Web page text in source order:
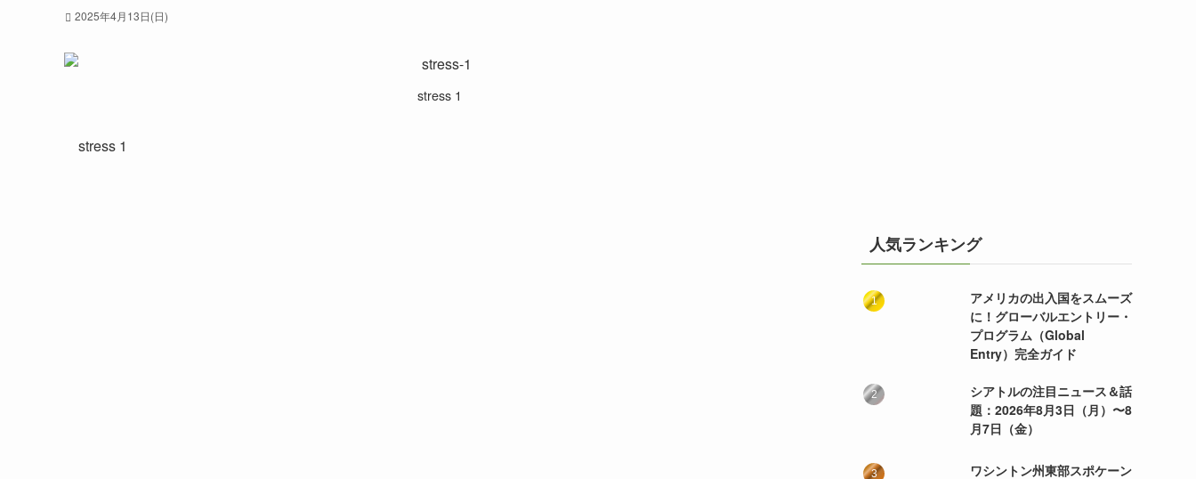
2025年4月13日(日)
stress 1
stress 1
人気ランキング
アメリカの出入国をスムーズ
に！グローバルエントリー・
プログラム（Global
Entry）完全ガイド
シアトルの注目ニュース＆話
題：2026年8月3日（月）〜8
月7日（金）
ワシントン州東部スポケーン